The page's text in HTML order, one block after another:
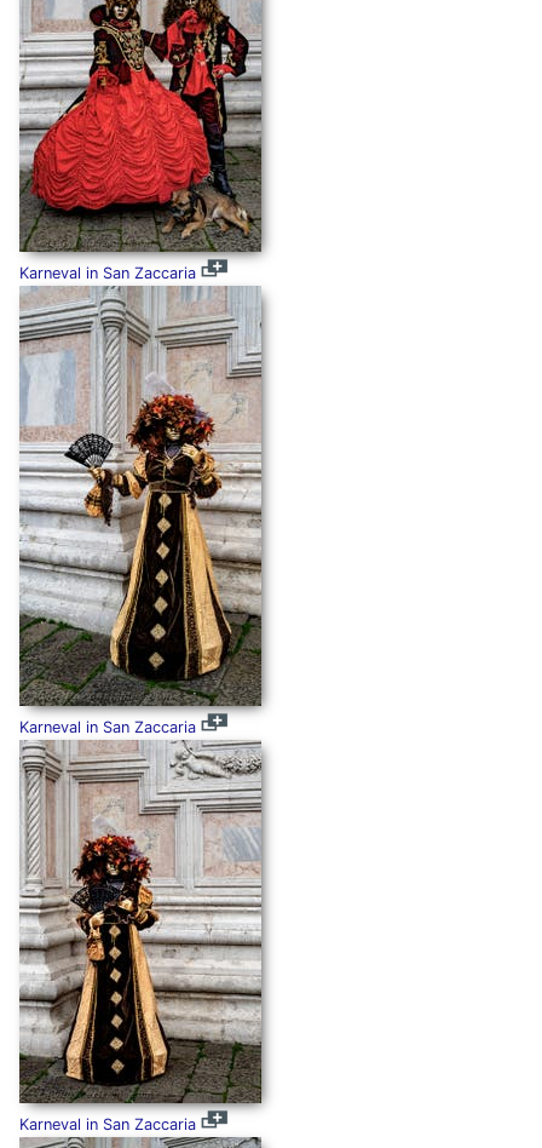
Karneval in San Zaccaria
Karneval in San Zaccaria
Karneval in San Zaccaria